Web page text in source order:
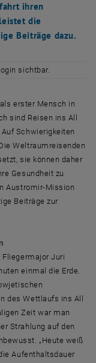
ihren
die
Beiträge dazu.
sichtbar.
erster Mensch in
sind Reisen ins All
Schwierigkeiten
Weltraumreisenden
sie können daher
Gesundheit zu
Austromir-Mission
Beiträge zur
Juri
einmal die Erde.
des Wettlaufs ins All
Zeit war man
Strahlung auf den
„Heute weiß
Aufenthaltsdauer